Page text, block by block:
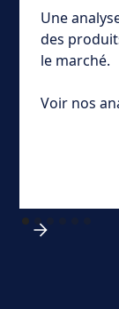
Une
des
le marché.
Voir nos